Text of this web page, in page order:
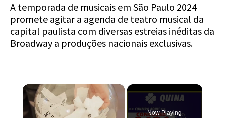
A temporada de musicais em São Paulo 2024
promete agitar a agenda de teatro musical da
capital paulista com diversas estreias inéditas da
Broadway a produções nacionais exclusivas.
×
Now Playing